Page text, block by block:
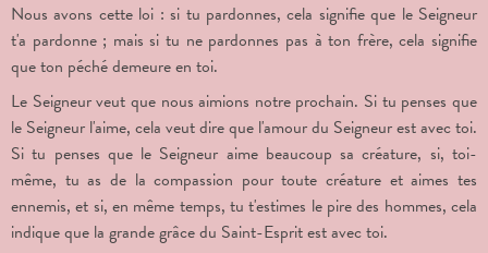
Nous avons cette loi : si tu pardonnes, cela signifie que le Seigneur
t'a pardonne ; mais si tu ne pardonnes pas à ton frère, cela signifie
que ton péché demeure en toi.
Le Seigneur veut que nous aimions notre prochain. Si tu penses que
le Seigneur l'aime, cela veut dire que l'amour du Seigneur est avec toi.
Si tu penses que le Seigneur aime beaucoup sa créature, si, toi-
même, tu as de la compassion pour toute créature et aimes tes
ennemis, et si, en même temps, tu t'estimes le pire des hommes, cela
indique que la grande grâce du Saint-Esprit est avec toi.